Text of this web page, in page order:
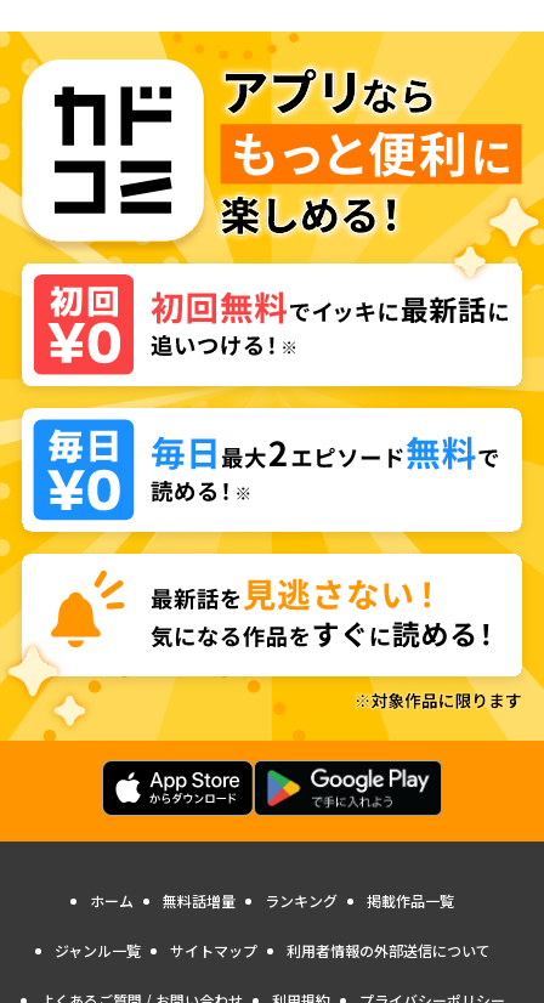
ホーム 無料話増量 ランキング 掲載作品一覧
ジャンル一覧 サイトマップ 利用者情報の外部送信について